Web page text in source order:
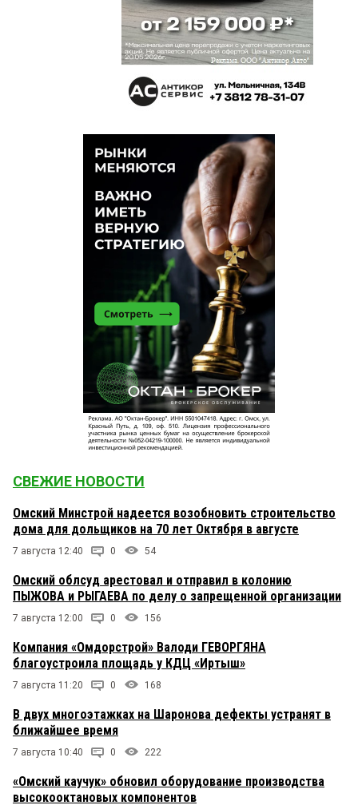
СВЕЖИЕ НОВОСТИ
Омский Минстрой надеется возобновить строительство
дома для дольщиков на 70 лет Октября в августе
7 августа 12:40 0 54
Омский облсуд арестовал и отправил в колонию
ПЫЖОВА и РЫГАЕВА по делу о запрещенной организации
7 августа 12:00 0 156
Компания «Омдорстрой» Валоди ГЕВОРГЯНА
благоустроила площадь у КДЦ «Иртыш»
7 августа 11:20 0 168
В двух многоэтажках на Шаронова дефекты устранят в
ближайшее время
7 августа 10:40 0 222
«Омский каучук» обновил оборудование производства
высокооктановых компонентов